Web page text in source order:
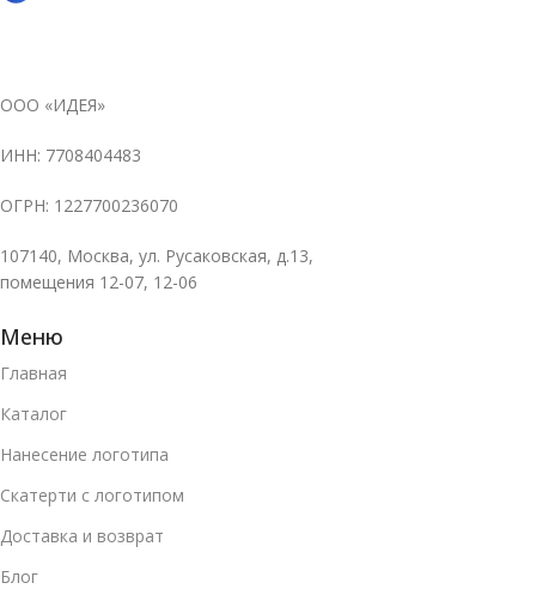
ООО «ИДЕЯ»
ИНН: 7708404483
ОГРН: 1227700236070
107140, Москва, ул. Русаковская, д.13,
помещения 12-07, 12-06
Меню
Главная
Каталог
Нанесение логотипа
Скатерти с логотипом
Доставка и возврат
Блог